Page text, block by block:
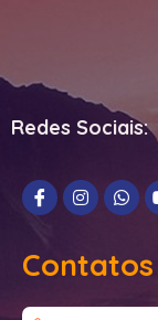
Redes Sociais:
Contatos